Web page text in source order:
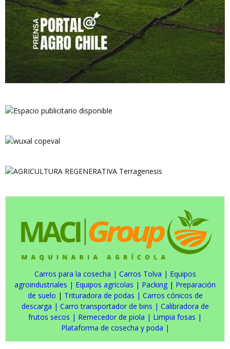
Carros para la cosecha | Carros Tolva | Equipos
agroindustriales | Equipos agrícolas | Packing | Preparación
de suelo | Trituradora de podas | Carros cónicos de
descarga | Carro transportador de bins | Calibradora de
frutos secos | Remecedor de piola | Limpia fosas |
Plataforma de cosecha y poda |